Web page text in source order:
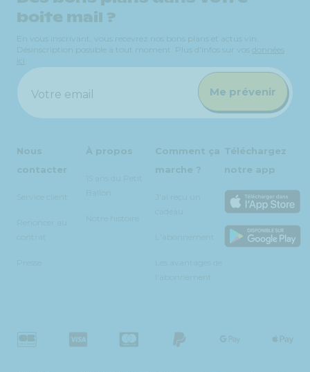
boite mail ?
En vous inscrivant, vous recevrez nos bons plans et actus vin.
Désinscription possible à tout moment. Plus d'infos sur vos données
ici
Votre email Me prévenir
Nous
contacter
Service client
Renoncer au
contrat
Presse
À propos
15 ans du Petit
Ballon
Notre histoire
Comment ça
marche ?
J'ai reçu un
cadeau
L'abonnement
Les avantages de
l'abonnement
Téléchargez
notre app